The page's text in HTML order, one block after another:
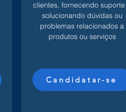
clientes, fornecendo
solucionando dúvidas ou
problemas relacionados a
produtos ou serviços
Candidatar-se